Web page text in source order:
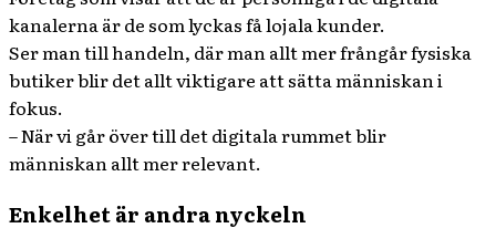
kanalerna är de som lyckas få lojala kunder.
Ser man till handeln, där man allt mer frångår fysiska
butiker blir det allt viktigare att sätta människan i
fokus.
– När vi går över till det digitala rummet blir
människan allt mer relevant.
Enkelhet är andra nyckeln